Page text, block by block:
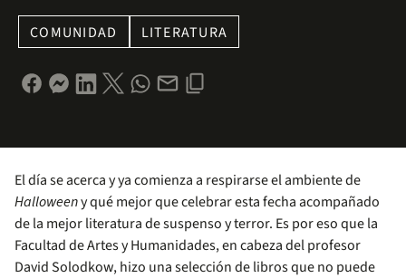
COMUNIDAD LITERATURA
El día se acerca y ya comienza a respirarse el ambiente de
Halloweeny qué mejor que celebrar esta fecha acompañado
de la mejor literatura de suspenso y terror. Es por eso que la
Facultad de Artes y Humanidades, en cabeza del profesor
David Solodkow, hizo una selección de libros que no puede